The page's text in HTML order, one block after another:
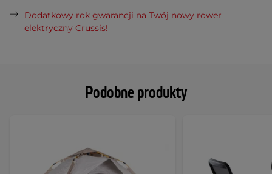
Dodatkowy rok gwarancji na Twój nowy rower
elektryczny Crussis!
Podobne produkty